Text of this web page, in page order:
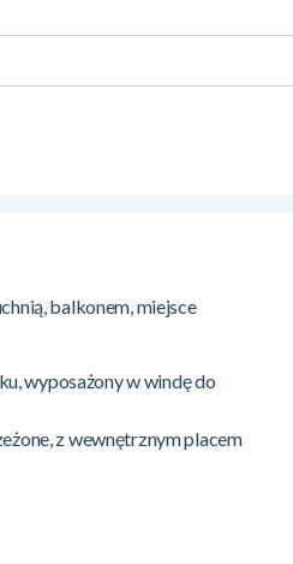
balkonem, miejsce
wyposażony w windę do
z wewnętrznym placem